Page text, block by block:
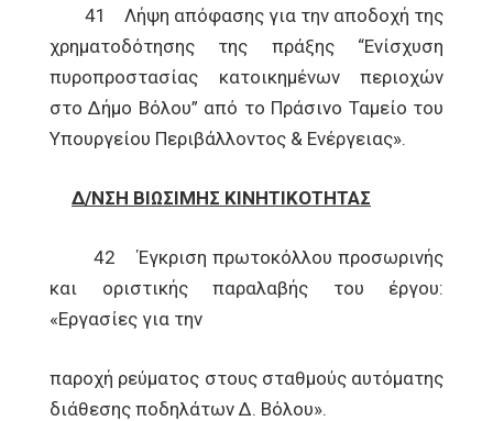
41 Λήψη απόφασης για την αποδοχή της
χρηματοδότησης της πράξης “Ενίσχυση
πυροπροστασίας κατοικημένων περιοχών
στο Δήμο Βόλου” από το Πράσινο Ταμείο του
Υπουργείου Περιβάλλοντος & Ενέργειας».
Δ/ΝΣΗ ΒΙΩΣΙΜΗΣ ΚΙΝΗΤΙΚΟΤΗΤΑΣ
42 Έγκριση πρωτοκόλλου προσωρινής
και οριστικής παραλαβής του έργου:
«Εργασίες για την
παροχή ρεύματος στους σταθμούς αυτόματης
διάθεσης ποδηλάτων Δ. Βόλου».